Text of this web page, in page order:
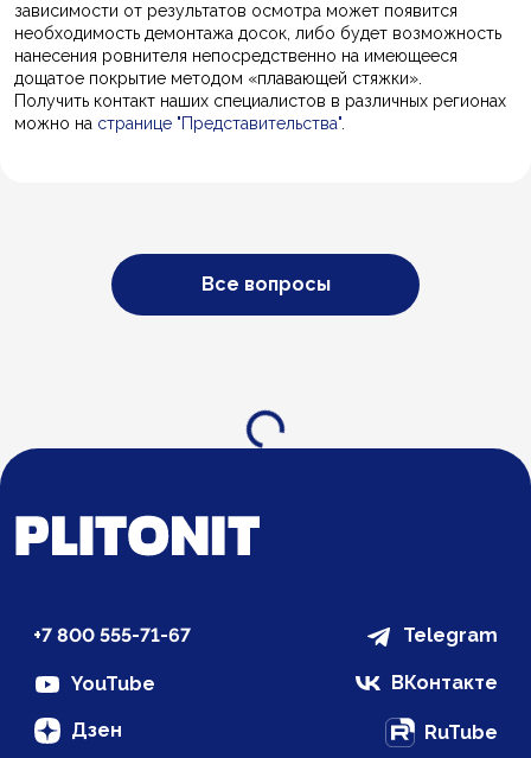
зависимости от результатов осмотра может появится
необходимость демонтажа досок, либо будет возможность
нанесения ровнителя непосредственно на имеющееся
дощатое покрытие методом «плавающей стяжки».
Получить контакт наших специалистов в различных регионах
можно на странице "Представительства"
Все вопросы
Загрузка...
+7 800 555-71-67 Telegram
YouTube ВКонтакте
Дзен RuTube